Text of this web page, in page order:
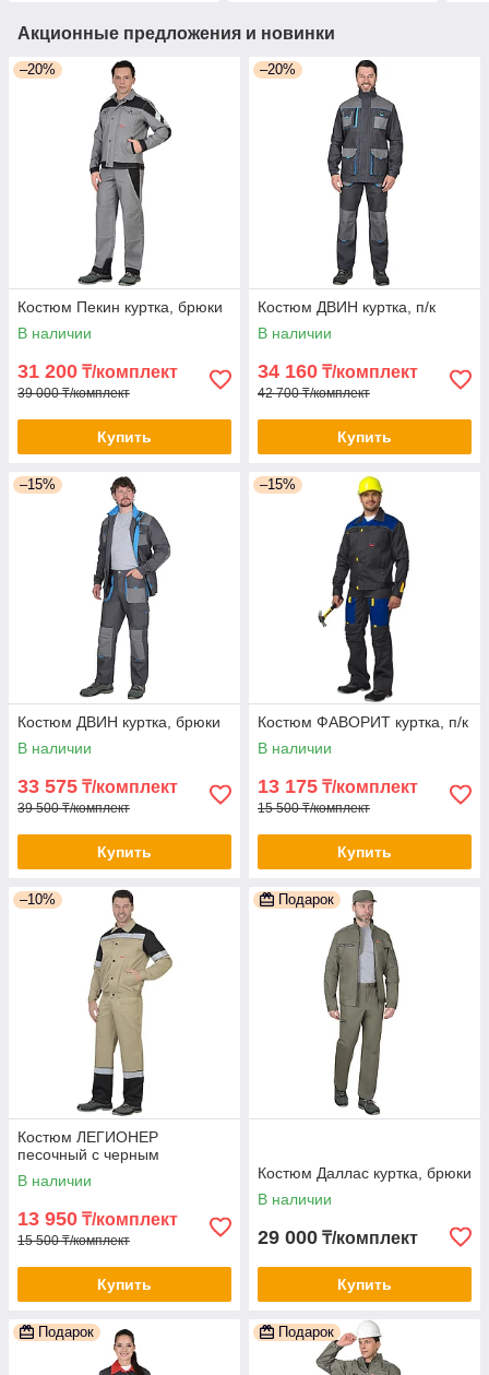
Акционные предложения и новинки
–20%
Костюм Пекин куртка, брюки
В наличии
31 200 ₸/комплект
39 000 ₸/комплект
Купить
–20%
Костюм ДВИН куртка, п/к
В наличии
34 160 ₸/комплект
42 700 ₸/комплект
Купить
–15%
Костюм ДВИН куртка, брюки
В наличии
33 575 ₸/комплект
39 500 ₸/комплект
Купить
–15%
Костюм ФАВОРИТ куртка, п/к
В наличии
13 175 ₸/комплект
15 500 ₸/комплект
Купить
–10%
Костюм ЛЕГИОНЕР
песочный с черным
В наличии
13 950 ₸/комплект
15 500 ₸/комплект
Купить
Подарок
Костюм Даллас куртка, брюки
В наличии
29 000 ₸/комплект
Купить
Подарок Подарок